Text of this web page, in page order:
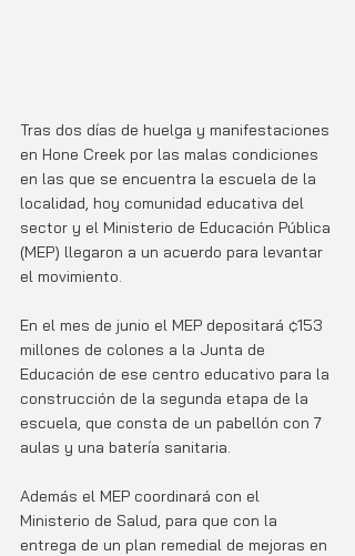
Tras dos días de huelga y manifestaciones
en Hone Creek por las malas condiciones
en las que se encuentra la escuela de la
localidad, hoy comunidad educativa del
sector y el Ministerio de Educación Pública
(MEP) llegaron a un acuerdo para levantar
el movimiento.
En el mes de junio el MEP depositará ¢153
millones de colones a la Junta de
Educación de ese centro educativo para la
construcción de la segunda etapa de la
escuela, que consta de un pabellón con 7
aulas y una batería sanitaria.
Además el MEP coordinará con el
Ministerio de Salud, para que con la
entrega de un plan remedial de mejoras en